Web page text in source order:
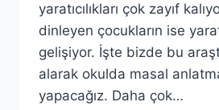
yaratıcılıkları çok zayıf
dinleyen çocukların ise
gelişiyor. İşte bizde bu
alarak okulda masal
yapacağız. Daha çok…